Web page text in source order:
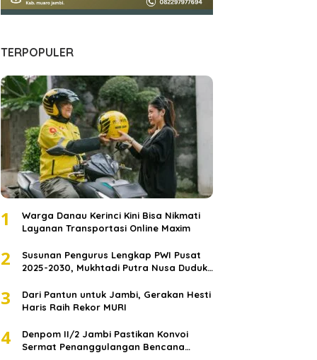
TERPOPULER
1
Warga Danau Kerinci Kini Bisa Nikmati
Layanan Transportasi Online Maxim
2
Susunan Pengurus Lengkap PWI Pusat
2025-2030, Mukhtadi Putra Nusa Duduki
3
Dari Pantun untuk Jambi, Gerakan Hesti
Haris Raih Rekor MURI
4
Denpom II/2 Jambi Pastikan Konvoi
Sermat Penanggulangan Bencana